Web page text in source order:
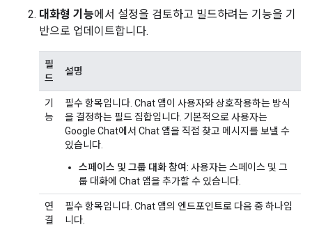
대화형 기능에서 설정을 검토하고 빌드하려는 기능을 기
반으로 업데이트합니다.
필
드
설명
기
능
필수 항목입니다. Chat 앱이 사용자와 상호작용하는 방식
을 결정하는 필드 집합입니다. 기본적으로 사용자는
Google Chat에서 Chat 앱을 직접 찾고 메시지를 보낼 수
있습니다.
스페이스 및 그룹 대화 참여: 사용자는 스페이스 및 그
룹 대화에 Chat 앱을 추가할 수 있습니다.
연
결
필수 항목입니다. Chat 앱의 엔드포인트로 다음 중 하나입
니다.